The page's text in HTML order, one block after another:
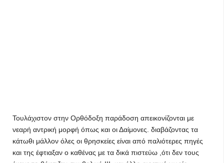
Τουλάχιστον στην Ορθόδοξη παράδοση απεικονίζονται με
νεαρή αντρική μορφή όπως και οι Δαίμονες. διαβάζοντας τα
κάτωθι μάλλον όλες οι θρησκείες είναι από παλιότερες πηγές
και της έφτιαξαν ο καθένας με τα δικά πιστεύω ,ότι δεν τους